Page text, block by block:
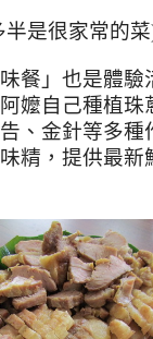
是很家常的
餐」也是體驗
嬤自己種植珠
、金針等多種
精，提供最新